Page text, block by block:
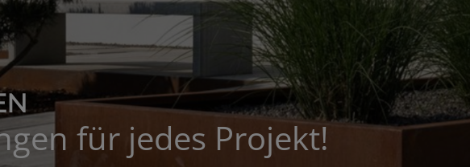
für jedes Projekt!